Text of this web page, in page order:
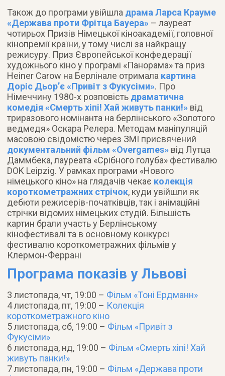
Також до програми увійшла драма Ларса Крауме
«Держава проти Фрітца Бауера» – лауреат
чотирьох Призів Німецької кіноакадемії, головної
кінопремії країни, у тому числі за найкращу
режисуру. Приз Європейської конфедерації
художнього кіно у програмі «Панорама» та приз
Heiner Carow на Берлінале отримала картина
Доріс Дьор’є «Привіт з Фукусіми». Про
Німеччину 1980-х розповість драматична
комедія «Смерть хіпі! Хай живуть панки!» від
триразового номінанта на берлінського «Золотого
ведмедя» Оскара Релера. Методам маніпуляцій
масовою свідомістю через ЗМІ присвячений
документальний фільм «Overgames» від Лутца
Даммбека, лауреата «Срібного голуба» фестивалю
DOK Leipzig. У рамках програми «Нового
німецького кіно» на глядачів чекає колекція
короткометражних стрічок, куди увійшли як
дебюти режисерів-початківців, так і анімаційні
стрічки відомих німецьких студій. Більшість
картин брали участь у Берлінському
кінофестивалі та в основному конкурсі
фестивалю короткометражних фільмів у
Клермон-Феррані
Програма показів у Львові
3 листопада, чт, 19:00 – Фільм «Тоні Ердманн»
4 листопада, пт, 19:00 – Колекція
короткометражного кіно
5 листопада, сб, 19:00 – Фільм «Привіт з
Фукусіми»
6 листопада, нд, 19:00 – Фільм «Смерть хіпі! Хай
живуть панки!»
7 листопада, пн, 19:00 – Фільм «Держава проти